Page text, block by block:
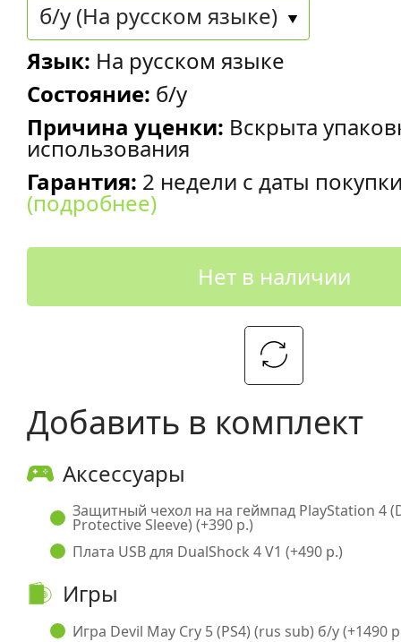
б/у (На русском языке)
Язык: На русском языке
Состояние: б/у
Причина уценки: Вскрыта
использования
Гарантия: 2 недели с даты
(подробнее)
Нет в наличии
Добавить в комплект
Аксессуары
Защитный чехол на на геймпад PlayStation 4
Protective Sleeve) (+390 р.)
Плата USB для DualShock 4 V1 (+490 р.)
Игры
Игра Devil May Cry 5 (PS4) (rus sub) б/у (+1490